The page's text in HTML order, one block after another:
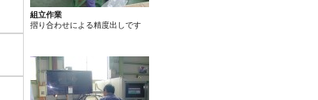
組立作業
摺り合わせによる精度出しです